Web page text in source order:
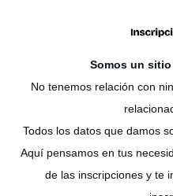
Somos un sitio
No tenemos relación con
Todos los datos que damos
Aquí pensamos en tus
de las inscripciones y te